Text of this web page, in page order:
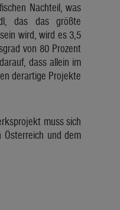
Nachteil, was
das das größte
wird, wird es 3,5
von 80 Prozent
dass allein im
derartige Projekte
muss sich
Österreich und dem